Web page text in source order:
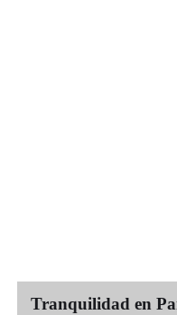
Tranquilidad en